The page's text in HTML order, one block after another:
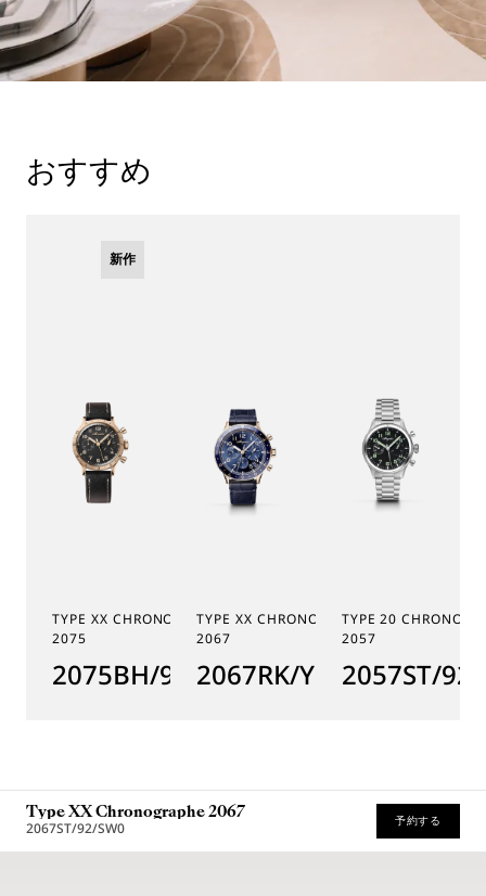
おすすめ
TYPE XX CHRONOGRAPHE
2075
2075BH/99/398
新作
TYPE XX CHRONOGRAPHE
2067
2067RK/Y9/9WU
TYPE 20
2057
2057ST/
Type XX Chronographe 2067
2067ST/92/SW0 予約する